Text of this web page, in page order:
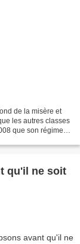
de la misère et
les autres classes
que son régime
qu'il ne soit